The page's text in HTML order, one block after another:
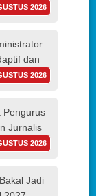
2026
dan
2026
Pengurus
Jurnalis
2026
Jadi